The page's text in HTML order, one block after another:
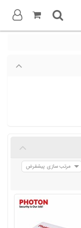
مرتب سازی پیشفرض